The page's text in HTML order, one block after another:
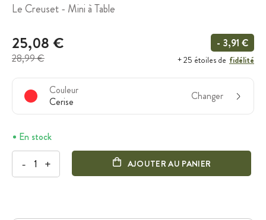
Le Creuset - Mini à Table
25,08 €
28,99 €
- 3,91 €
+ 25 étoiles de fidélité
Couleur
Cerise
Changer
En stock
- + AJOUTER AU PANIER